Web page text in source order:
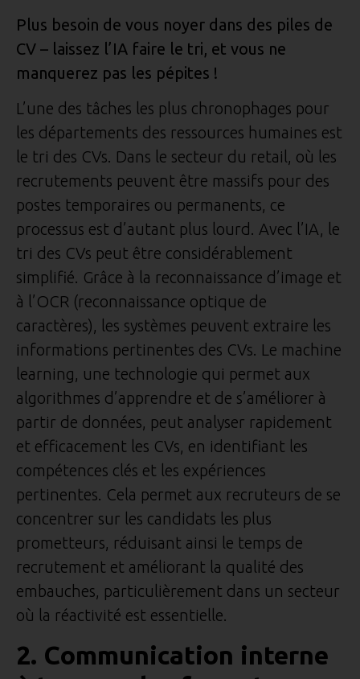
Plus besoin de vous noyer dans des piles de
CV – laissez l’IA faire le tri, et vous ne
manquerez pas les pépites !
L’une des tâches les plus chronophages pour
les départements des ressources humaines est
le tri des CVs. Dans le secteur du retail, où les
recrutements peuvent être massifs pour des
postes temporaires ou permanents, ce
processus est d’autant plus lourd. Avec l’IA, le
tri des CVs peut être considérablement
simplifié. Grâce à la reconnaissance d’image et
à l’OCR (reconnaissance optique de
caractères), les systèmes peuvent extraire les
informations pertinentes des CVs. Le machine
learning, une technologie qui permet aux
algorithmes d’apprendre et de s’améliorer à
partir de données, peut analyser rapidement
et efficacement les CVs, en identifiant les
compétences clés et les expériences
pertinentes. Cela permet aux recruteurs de se
concentrer sur les candidats les plus
prometteurs, réduisant ainsi le temps de
recrutement et améliorant la qualité des
embauches, particulièrement dans un secteur
où la réactivité est essentielle.
2. Communication interne